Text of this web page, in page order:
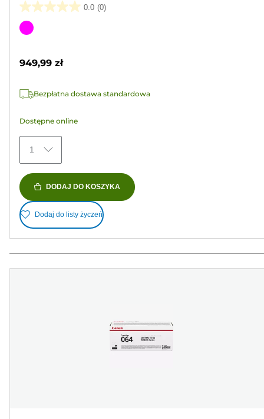
0.0 (0)
0.0
na
Wkład
949,99 zł
Bezpłatna dostawa standardowa
Dostępne online
1
DODAJ DO KOSZYKA
Dodaj do listy życzeń